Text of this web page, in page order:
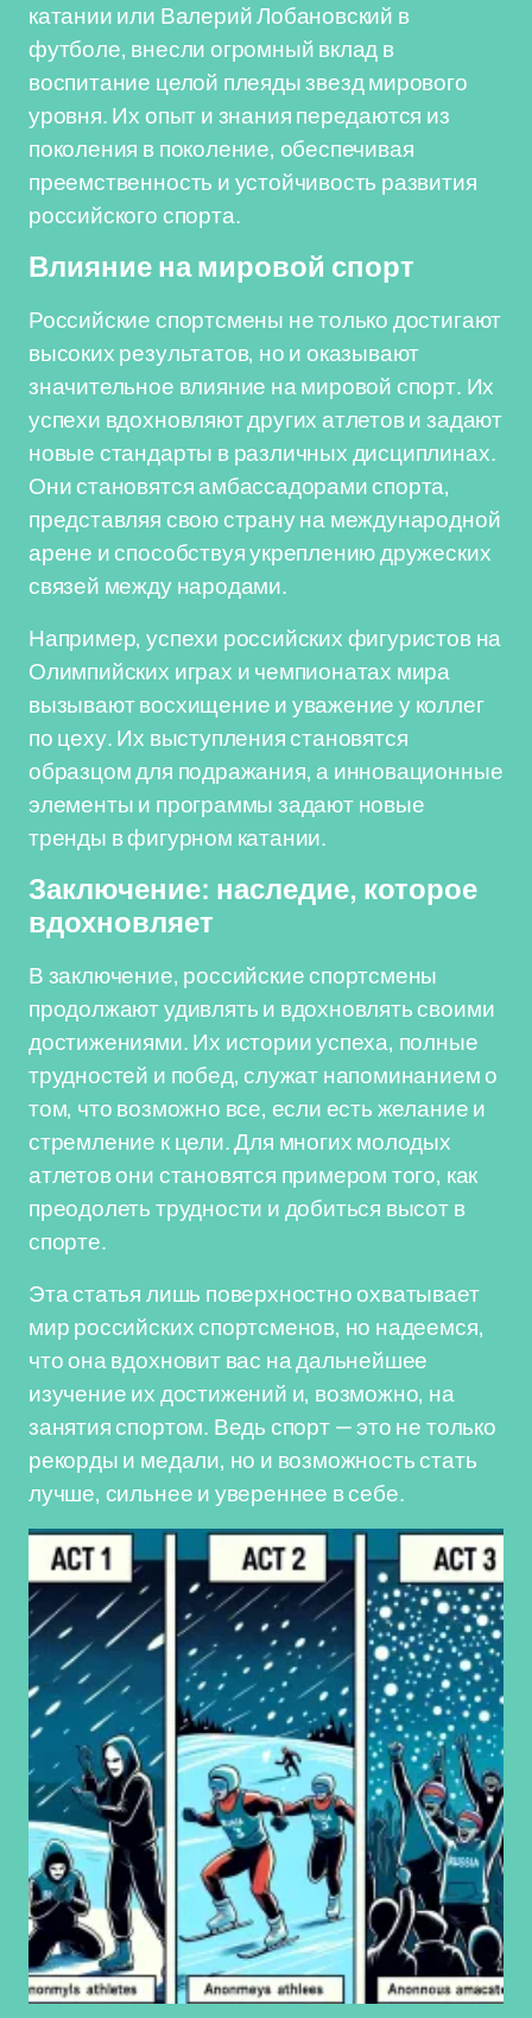
катании или Валерий Лобановский в
футболе, внесли огромный вклад в
воспитание целой плеяды звезд мирового
уровня. Их опыт и знания передаются из
поколения в поколение, обеспечивая
преемственность и устойчивость развития
российского спорта.
Влияние на мировой спорт
Российские спортсмены не только достигают
высоких результатов, но и оказывают
значительное влияние на мировой спорт. Их
успехи вдохновляют других атлетов и задают
новые стандарты в различных дисциплинах.
Они становятся амбассадорами спорта,
представляя свою страну на международной
арене и способствуя укреплению дружеских
связей между народами.
Например, успехи российских фигуристов на
Олимпийских играх и чемпионатах мира
вызывают восхищение и уважение у коллег
по цеху. Их выступления становятся
образцом для подражания, а инновационные
элементы и программы задают новые
тренды в фигурном катании.
Заключение: наследие, которое
вдохновляет
В заключение, российские спортсмены
продолжают удивлять и вдохновлять своими
достижениями. Их истории успеха, полные
трудностей и побед, служат напоминанием о
том, что возможно все, если есть желание и
стремление к цели. Для многих молодых
атлетов они становятся примером того, как
преодолеть трудности и добиться высот в
спорте.
Эта статья лишь поверхностно охватывает
мир российских спортсменов, но надеемся,
что она вдохновит вас на дальнейшее
изучение их достижений и, возможно, на
занятия спортом. Ведь спорт — это не только
рекорды и медали, но и возможность стать
лучше, сильнее и увереннее в себе.